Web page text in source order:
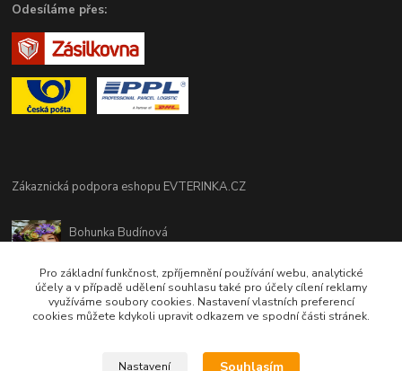
Odesíláme přes:
Zákaznická podpora eshopu EVTERINKA.CZ
Bohunka Budínová
(Po-Pá - 9:00-17:00hod, So 8:00-12:00hod)
obchod@evterinka.cz
Pro základní funkčnost, zpříjemnění používání webu, analytické
účely a v případě udělení souhlasu také pro účely cílení reklamy
využíváme soubory cookies. Nastavení vlastních preferencí
cookies můžete kdykoli upravit odkazem ve spodní části stránek.
Nastavení Souhlasím